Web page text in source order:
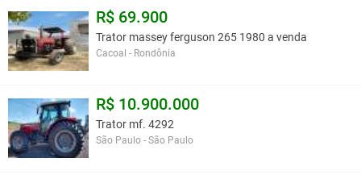
R$ 69.900
Trator massey ferguson 265 1980 a venda
Cacoal - Rondônia
R$ 10.900.000
Trator mf. 4292
São Paulo - São Paulo